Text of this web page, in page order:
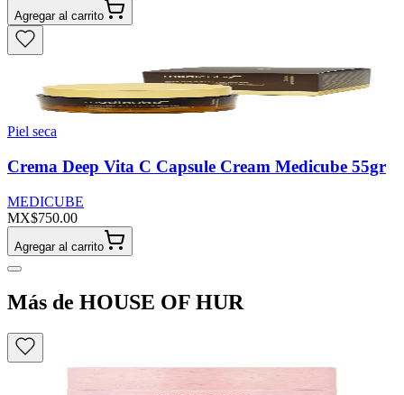
Agregar al carrito
Piel seca
Crema Deep Vita C Capsule Cream Medicube 55gr
MEDICUBE
MX$750.00
Agregar al carrito
Más de HOUSE OF HUR